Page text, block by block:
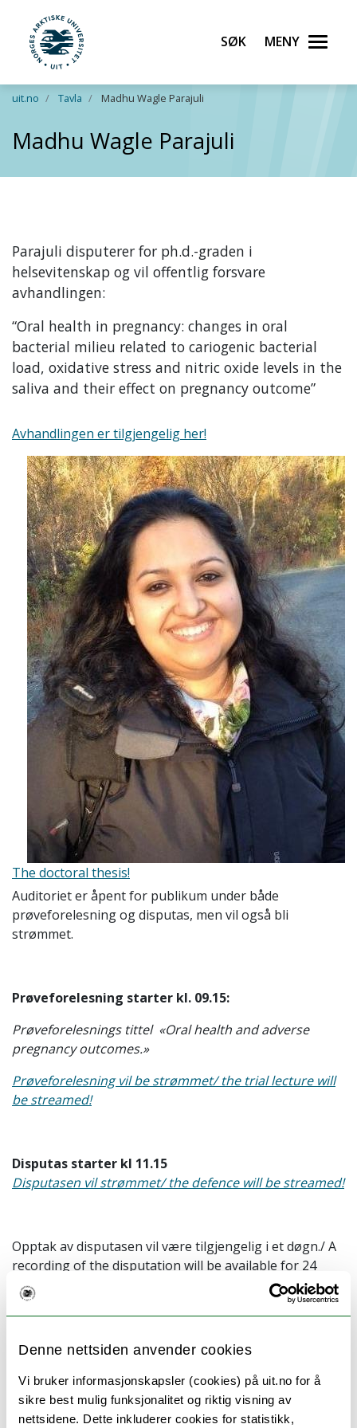
Denne nettsiden anvender cookies
Vi bruker informasjonskapsler (cookies) på uit.no for å
sikre best mulig funksjonalitet og riktig visning av
nettsidene. Dette inkluderer cookies for statistikk,
Gå til hovedinnhold
UiT Norges arktiske universitet
Søk Meny
uit.no Tavla Madhu Wagle Parajuli
Madhu Wagle Parajuli
Parajuli disputerer for ph.d.-graden i
helsevitenskap og vil offentlig forsvare
avhandlingen:
“Oral health in pregnancy: changes in oral
bacterial milieu related to cariogenic bacterial
load, oxidative stress and nitric oxide levels in the
saliva and their effect on pregnancy outcome”
Avhandlingen er tilgjengelig her!
The doctoral thesis!
Auditoriet er åpent for publikum under både
prøveforelesning og disputas, men vil også bli
strømmet.
Prøveforelesning starter kl. 09.15:
Prøveforelesnings tittel «Oral health and adverse
pregnancy outcomes.»
Prøveforelesning vil be strømmet/ the trial lecture will
be streamed!
Disputas starter kl 11.15
Disputasen vil strømmet/ the defence will be streamed!
Opptak av disputasen vil være tilgjengelig i et døgn./ A
recording of the disputation will be available for 24
hours.
Populærvitenskapelig sammendrag av
Oral health among pregnant women